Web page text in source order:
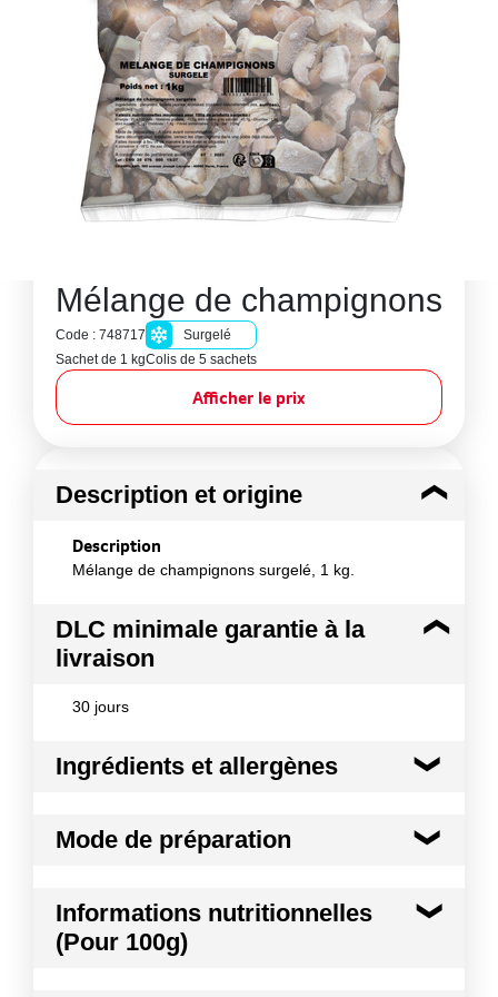
Mélange de champignons
Code : 748717
Surgelé
Sachet de 1 kgColis de 5 sachets
Afficher le prix
Description et origine
Description
Mélange de champignons surgelé, 1 kg.
DLC minimale garantie à la
livraison
30 jours
Ingrédients et allergènes
Pleurote, bolets jaunes, shitake et pholiote.
Anhydride sulfureux et sulfites
Conformément aux informations transmises
par le(s) fournisseur(s) de Transgourmet
Mode de préparation
consommation.
Informations nutritionnelles
(Pour 100g)